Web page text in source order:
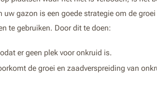
uw gazon is een goede strategie om de
te gebruiken. Door dit te doen:
er geen plek voor onkruid is.
de groei en zaadverspreiding van